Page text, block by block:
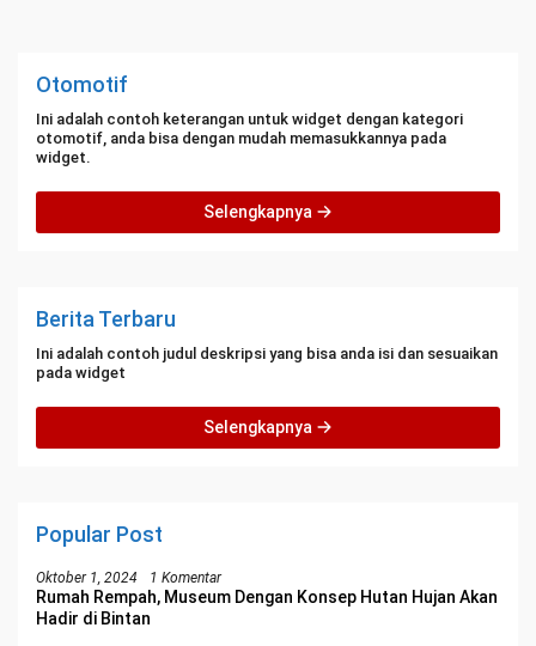
Otomotif
Ini adalah contoh keterangan untuk widget dengan kategori
otomotif, anda bisa dengan mudah memasukkannya pada
widget.
Selengkapnya
Berita Terbaru
Ini adalah contoh judul deskripsi yang bisa anda isi dan sesuaikan
pada widget
Selengkapnya
Popular Post
Oktober 1, 2024 1 Komentar
Rumah Rempah, Museum Dengan Konsep Hutan Hujan Akan
Hadir di Bintan